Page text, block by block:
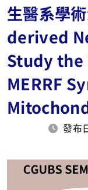
生醫系學
derived
Study the
MERRF
發布